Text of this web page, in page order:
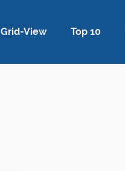
Grid-View Top 10